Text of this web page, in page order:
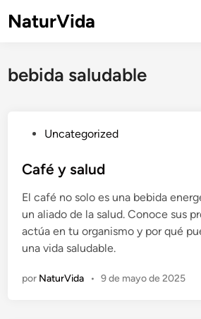
NaturVida
bebida saludable
b
i
c
a
d
e
Uncategorized
Café y salud
El café no solo es una bebida
un aliado de la salud. Conoce sus
actúa en tu organismo y por qué
una vida saludable.
por NaturVida • 9 de mayo de 2025